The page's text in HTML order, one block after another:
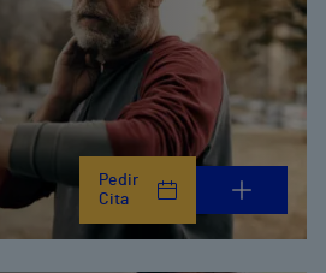
Pedir
Cita